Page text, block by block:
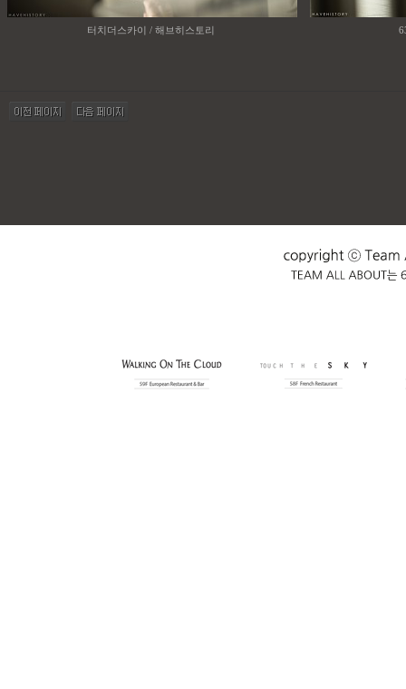
터치더스카이 / 해브히스토리